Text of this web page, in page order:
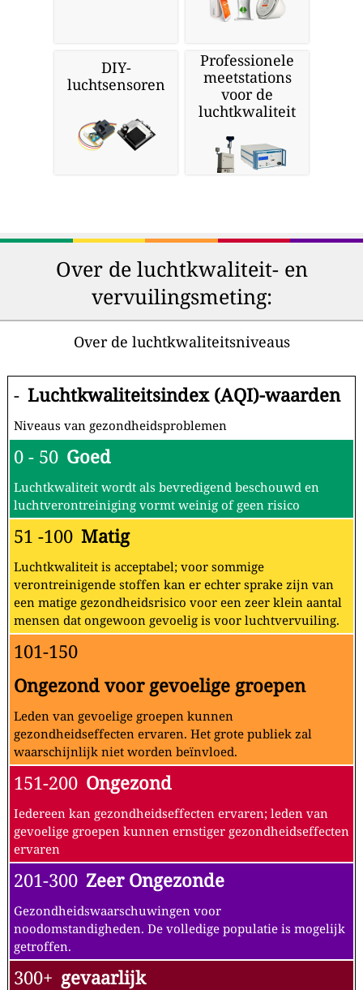
DIY-
luchtsensoren
Professionele
meetstations
voor de
luchtkwaliteit
Over de luchtkwaliteit- en
vervuilingsmeting:
Over de luchtkwaliteitsniveaus
- Luchtkwaliteitsindex (AQI)-waarden
Niveaus van gezondheidsproblemen
0 - 50 Goed
Luchtkwaliteit wordt als bevredigend beschouwd en
luchtverontreiniging vormt weinig of geen risico
51 -100 Matig
Luchtkwaliteit is acceptabel; voor sommige
verontreinigende stoffen kan er echter sprake zijn van
een matige gezondheidsrisico voor een zeer klein aantal
mensen dat ongewoon gevoelig is voor luchtvervuiling.
101-150
Ongezond voor gevoelige groepen
Leden van gevoelige groepen kunnen
gezondheidseffecten ervaren. Het grote publiek zal
waarschijnlijk niet worden beïnvloed.
151-200 Ongezond
Iedereen kan gezondheidseffecten ervaren; leden van
gevoelige groepen kunnen ernstiger gezondheidseffecten
ervaren
201-300 Zeer Ongezonde
Gezondheidswaarschuwingen voor
noodomstandigheden. De volledige populatie is mogelijk
getroffen.
300+ gevaarlijk